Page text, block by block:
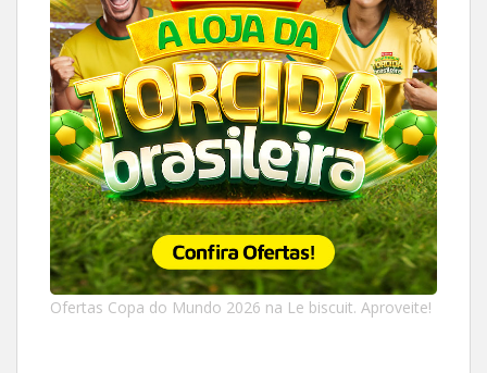
Ofertas Copa do Mundo 2026 na Le biscuit. Aproveite!